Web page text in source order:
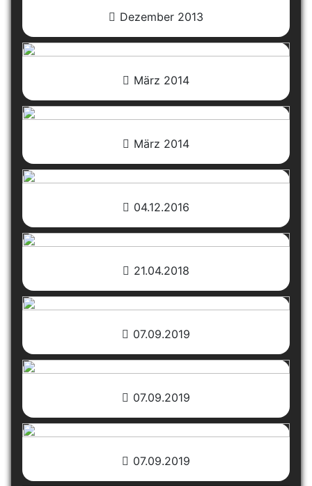
Dezember 2013
März 2014
März 2014
04.12.2016
21.04.2018
07.09.2019
07.09.2019
07.09.2019